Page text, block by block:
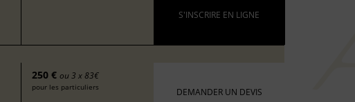
S'INSCRIRE EN LIGNE
250 € ou 3 x 83€
pour les particuliers DEMANDER UN DEVIS